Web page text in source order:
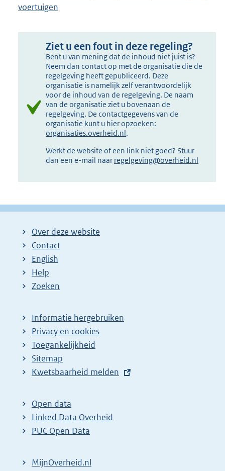
voertuigen
Ziet u een fout in deze regeling?
Bent u van mening dat de inhoud niet juist is?
Neem dan contact op met de organisatie die de
regelgeving heeft gepubliceerd. Deze
organisatie is namelijk zelf verantwoordelijk
voor de inhoud van de regelgeving. De naam
van de organisatie ziet u bovenaan de
regelgeving. De contactgegevens van de
organisatie kunt u hier opzoeken:
organisaties.overheid.nl.
Werkt de website of een link niet goed? Stuur
dan een e-mail naar regelgeving@overheid.nl
Over deze website
Contact
English
Help
Zoeken
Informatie hergebruiken
Privacy en cookies
Toegankelijkheid
Sitemap
E
t
e
r
l
Kwetsbaarheid melden
Open data
Linked Data Overheid
PUC Open Data
MijnOverheid.nl